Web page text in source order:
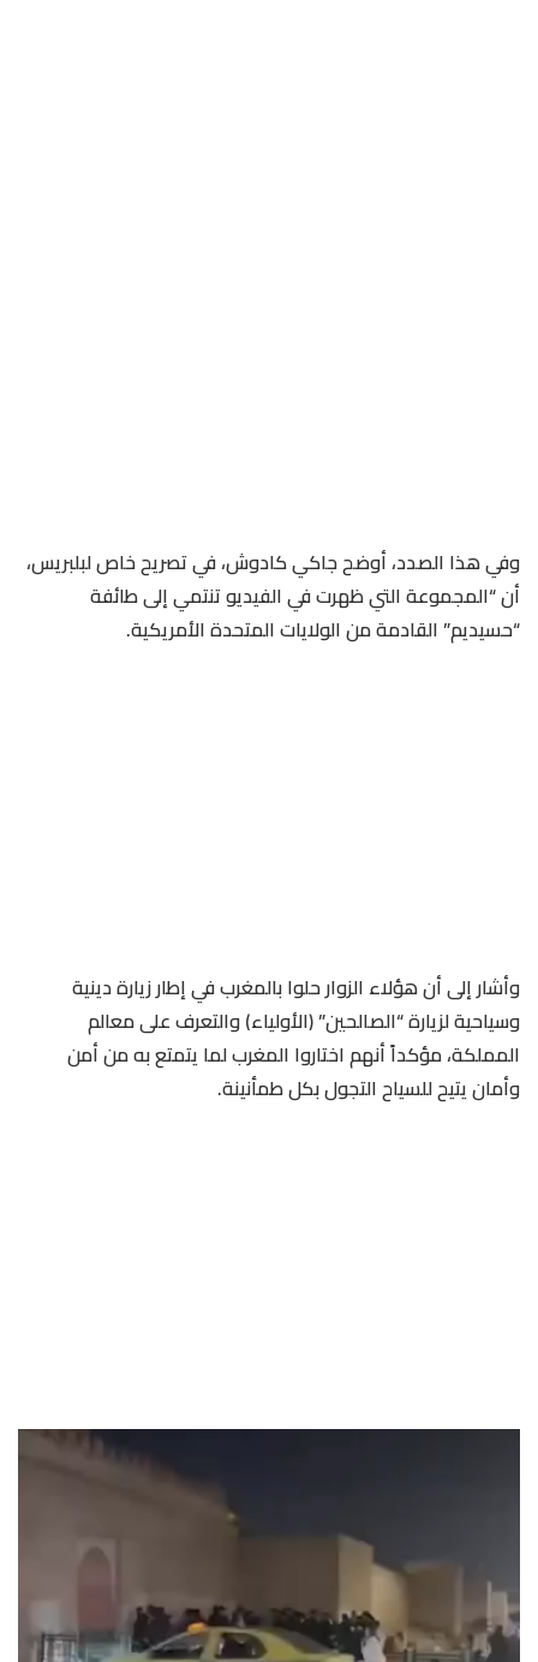
وفي هذا الصدد، أوضح جاكي كادوش، في تصريح خاص لبلبريس،
أن “المجموعة التي ظهرت في الفيديو تنتمي إلى طائفة
“حسيديم” القادمة من الولايات المتحدة الأمريكية.
وأشار إلى أن هؤلاء الزوار حلوا بالمغرب في إطار زيارة دينية
وسياحية لزيارة “الصالحين” (الأولياء) والتعرف على معالم
المملكة، مؤكداً أنهم اختاروا المغرب لما يتمتع به من أمن
وأمان يتيح للسياح التجول بكل طمأنينة.